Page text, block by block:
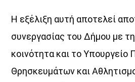
εκπέμπει από την καρδιά της Αθήνας
και μετατρέπει τον παλμό της
Κάθε Δευτέρα έως Παρασκευή
Η εξέλιξη αυτή αποτελεί
συνεργασίας του Δήμου με
κοινότητα και το Υπουργείο
Θρησκευμάτων και